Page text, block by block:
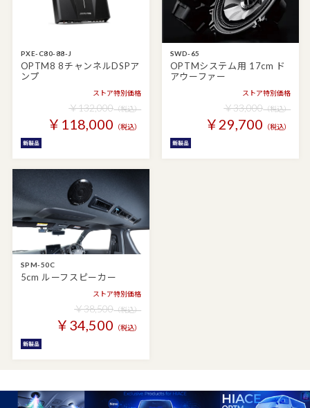
PXE-C80-88-J
OPTM8 8チャンネルDSPア
ンプ
ストア特別価格
￥132,000（税込）
￥118,000 （税込）
SWD-65
OPTMシステム用 17cm ド
アウーファー
ストア特別価格
￥33,000（税込）
￥29,700 （税込）
SPM-50C
5cm ルーフスピーカー
ストア特別価格
￥38,500（税込）
￥34,500 （税込）